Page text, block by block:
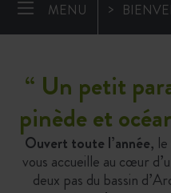
MENU
“ Un petit
pinède et
Ouvert toute l’année,
vous accueille au cœur
deux pas du bassin